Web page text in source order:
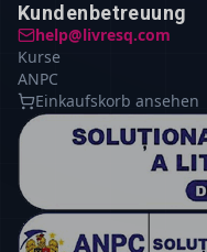
Kundenbetreuung
help@livresq.com
Kurse
ANPC
Einkaufskorb ansehen